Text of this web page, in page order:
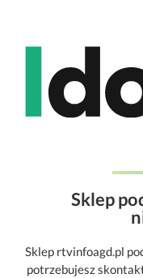
Sklep
Sklep rtvinfoagd.pl
potrzebujesz